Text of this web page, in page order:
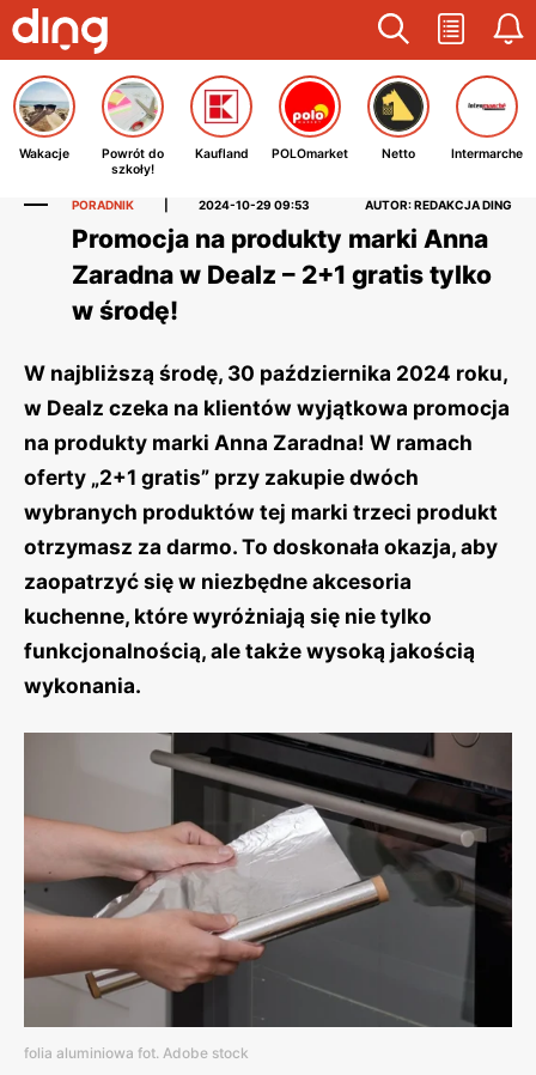
Wakacje
Powrót do
szkoły!
Kaufland POLOmarket Netto Intermarche
PORADNIK 2024-10-29 09:53 AUTOR: REDAKCJA DING
Promocja na produkty marki Anna
Zaradna w Dealz – 2+1 gratis tylko
w środę!
W najbliższą środę, 30 października 2024 roku,
w Dealz czeka na klientów wyjątkowa promocja
na produkty marki Anna Zaradna! W ramach
oferty „2+1 gratis” przy zakupie dwóch
wybranych produktów tej marki trzeci produkt
otrzymasz za darmo. To doskonała okazja, aby
zaopatrzyć się w niezbędne akcesoria
kuchenne, które wyróżniają się nie tylko
funkcjonalnością, ale także wysoką jakością
wykonania.
folia aluminiowa fot. Adobe stock